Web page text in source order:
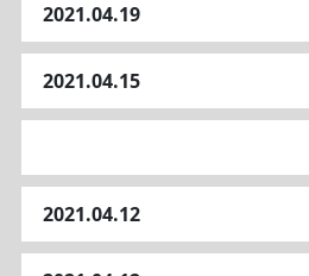
2021.04.19
2021.04.15
2021.04.12